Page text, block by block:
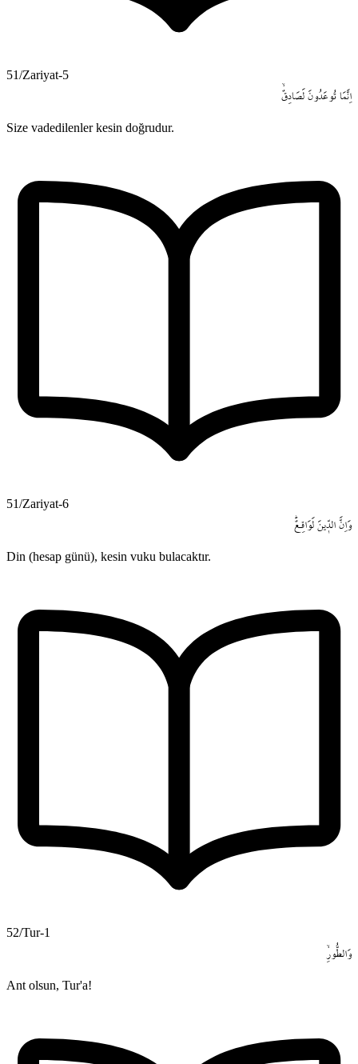
51/Zariyat-5
اِنَّمَا تُوعَدُونَ لَصَادِقٌۙ
Size vadedilenler kesin doğrudur.
51/Zariyat-6
وَاِنَّ الدّ۪ينَ لَوَاقِـعٌۜ
Din (hesap günü), kesin vuku bulacaktır.
52/Tur-1
وَالطُّورِۙ
Ant olsun, Tur'a!